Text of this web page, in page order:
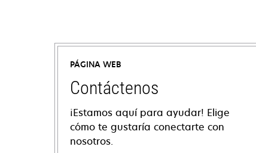
PÁGINA WEB
Contáctenos
¡Estamos aquí para ayudar! Elige
cómo te gustaría conectarte con
nosotros.